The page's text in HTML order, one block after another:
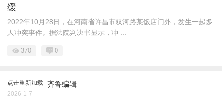
缓
2022年10月28日，在河南省许昌市双河路某饭店门外，发生一起多
人冲突事件。据法院判决书显示，冲 ...
370 0
点击重新加载 齐鲁编辑
2026-1-7